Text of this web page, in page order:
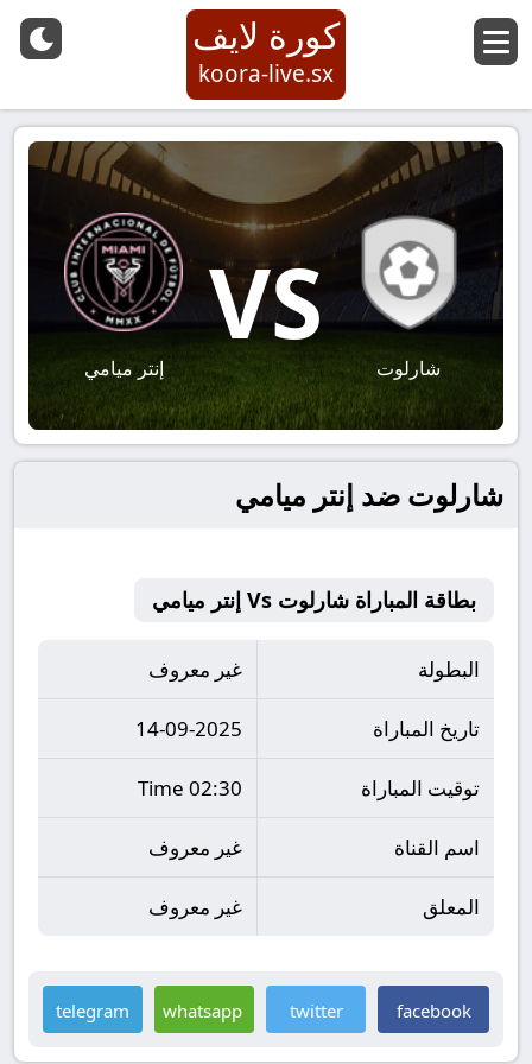
كورة لايف
koora-live.sx
شارلوت
VS
إنتر ميامي
شارلوت ضد إنتر ميامي
بطاقة المباراة شارلوت Vs إنتر ميامي
البطولة غير معروف
تاريخ المباراة 14-09-2025
توقيت المباراة 02:30 Time
اسم القناة غير معروف
المعلق غير معروف
facebook
twitter
whatsapp
telegram